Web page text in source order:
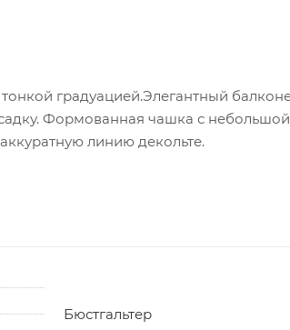
градуацией.Элегантный
Формованная чашка с
линию декольте.
Бюстгальтер